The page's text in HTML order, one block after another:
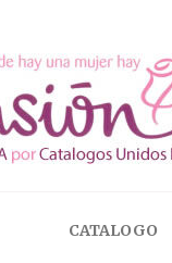
CATALOGO